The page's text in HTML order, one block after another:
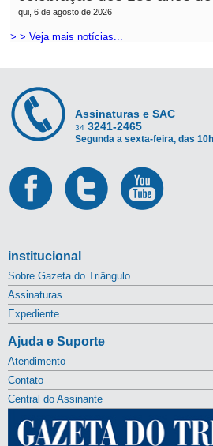
qui, 6 de agosto de 2026
> > Veja mais notícias...
Assinaturas e SAC
34 3241-2465
Segunda a sexta-feira, das
institucional
Sobre Gazeta do Triângulo
Assinaturas
Expediente
Ajuda e Suporte
Atendimento
Contato
Central do Assinante